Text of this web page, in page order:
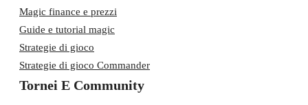
Magic finance e prezzi
Guide e tutorial magic
Strategie di gioco
Strategie di gioco Commander
Tornei E Community